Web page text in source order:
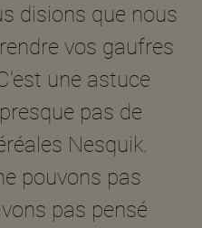
disions que nous
vos gaufres
une astuce
pas de
Nesquik.
pouvons pas
pas pensé